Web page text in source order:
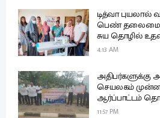
டித்வா புயலால்
பெண்
சுய தொழில்
4:13 AM
அதிபர்களுக்கு
செயலகம்
ஆர்ப்பாட்டம்
11:57 PM